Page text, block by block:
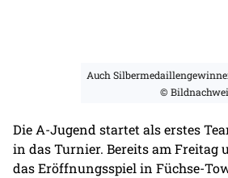
Auch
©
Die A-Jugend startet als erstes
in das Turnier. Bereits am Freitag
das Eröffnungsspiel in Füchse-